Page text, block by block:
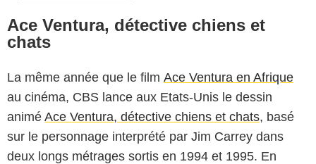
Ace Ventura, détective chiens et
chats
La même année que le film Ace Ventura en Afrique
au cinéma, CBS lance aux Etats-Unis le dessin
animé Ace Ventura, détective chiens et chats, basé
sur le personnage interprété par Jim Carrey dans
deux longs métrages sortis en 1994 et 1995. En